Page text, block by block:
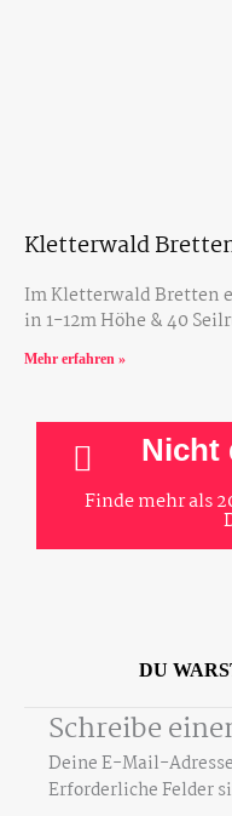
Kletterwald
Im Kletterwald Bretten
in 1-12m Höhe & 40
Mehr erfahren »
Nicht
Finde mehr als
DU
Schreibe
Deine E-Mail-
Erforderliche Felder